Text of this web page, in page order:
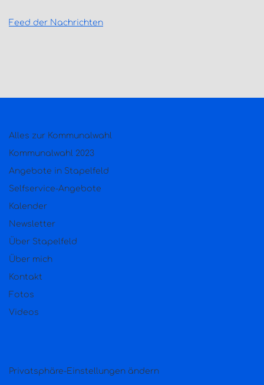
Feed der Nachrichten
Alles zur Kommunalwahl
Kommunalwahl 2023
Angebote in Stapelfeld
Selfservice-Angebote
Kalender
Newsletter
Über Stapelfeld
Über mich
Kontakt
Fotos
Videos
Privatsphäre-Einstellungen ändern